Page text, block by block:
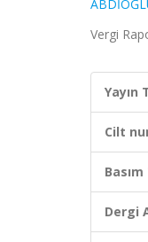
Vergi
Yayın
Cilt
Dergi